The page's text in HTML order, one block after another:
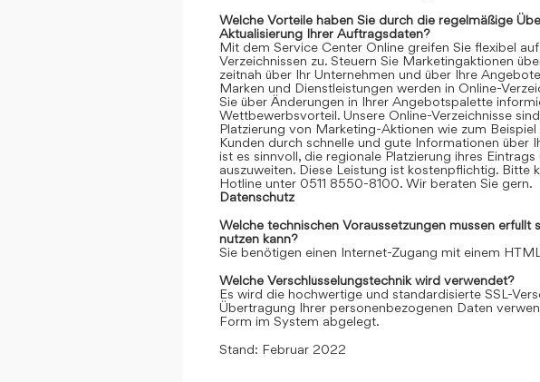
Welche Vorteile haben Sie durch die regelmäßige
Aktualisierung Ihrer Auftragsdaten?
Mit dem Service Center Online greifen Sie flexibel
Verzeichnissen zu. Steuern Sie Marketingaktionen
zeitnah über Ihr Unternehmen und über Ihre
Marken und Dienstleistungen werden in Online-
Sie über Änderungen in Ihrer Angebotspalette
Wettbewerbsvorteil. Unsere Online-Verzeichnisse
Platzierung von Marketing-Aktionen wie zum
Kunden durch schnelle und gute Informationen über
ist es sinnvoll, die regionale Platzierung ihres
auszuweiten. Diese Leistung ist kostenpflichtig. Bitte
Hotline unter 0511 8550-8100. Wir beraten Sie gern.
Datenschutz
Welche technischen Voraussetzungen müssen
nutzen kann?
Sie benötigen einen Internet-Zugang mit einem
Welche Verschlüsselungstechnik wird verwendet?
Es wird die hochwertige und standardisierte SSL-
Übertragung Ihrer personenbezogenen Daten
Form im System abgelegt.
Stand: Februar 2022